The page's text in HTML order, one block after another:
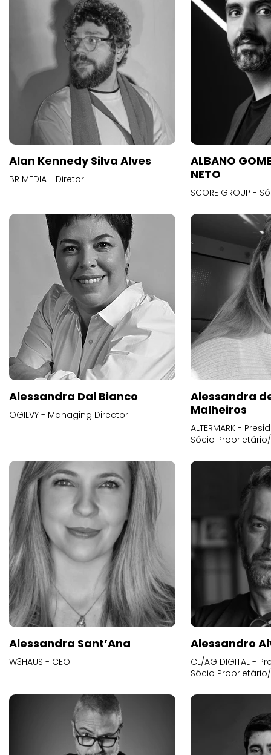
Alan Kennedy Silva Alves
BR MEDIA - Diretor
ALBANO
NETO
SCORE GROUP -
Alessandra Dal Bianco
OGILVY - Managing Director
Alessandra
Malheiros
ALTERMARK -
Sócio
Alessandra Sant’Ana
W3HAUS - CEO
Alessandro
CL/AG DIGITAL -
Sócio